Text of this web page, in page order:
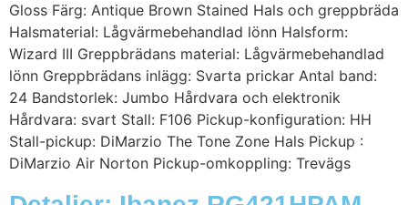
Gloss Färg: Antique Brown Stained Hals och greppbräda
Halsmaterial: Lågvärmebehandlad lönn Halsform:
Wizard III Greppbrädans material: Lågvärmebehandlad
lönn Greppbrädans inlägg: Svarta prickar Antal band:
24 Bandstorlek: Jumbo Hårdvara och elektronik
Hårdvara: svart Stall: F106 Pickup-konfiguration: HH
Stall-pickup: DiMarzio The Tone Zone Hals Pickup :
DiMarzio Air Norton Pickup-omkoppling: Trevägs